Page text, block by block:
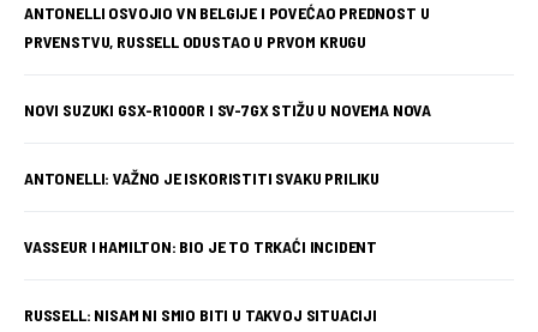
ANTONELLI OSVOJIO VN BELGIJE I POVEĆAO PREDNOST U
PRVENSTVU, RUSSELL ODUSTAO U PRVOM KRUGU
NOVI SUZUKI GSX-R1000R I SV-7GX STIŽU U NOVEMA NOVA
ANTONELLI: VAŽNO JE ISKORISTITI SVAKU PRILIKU
VASSEUR I HAMILTON: BIO JE TO TRKAĆI INCIDENT
RUSSELL: NISAM NI SMIO BITI U TAKVOJ SITUACIJI